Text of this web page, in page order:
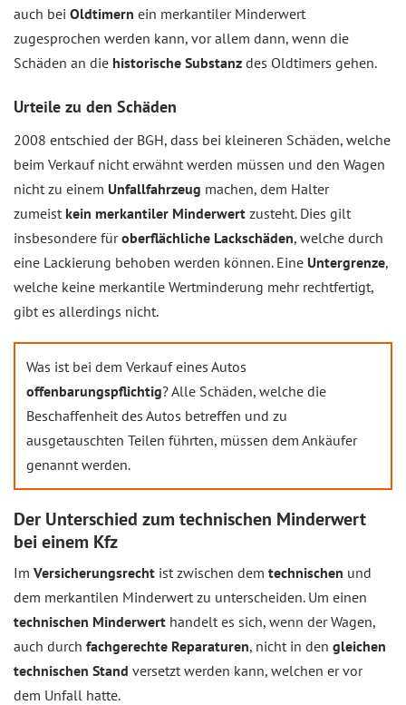
auch bei Oldtimern ein merkantiler Minderwert
zugesprochen werden kann, vor allem dann, wenn die
Schäden an die historische Substanz des Oldtimers gehen.
Urteile zu den Schäden
2008 entschied der BGH, dass bei kleineren Schäden, welche
beim Verkauf nicht erwähnt werden müssen und den Wagen
nicht zu einem Unfallfahrzeug machen, dem Halter
zumeist kein merkantiler Minderwert zusteht. Dies gilt
insbesondere füroberflächliche Lackschäden, welche durch
eine Lackierung behoben werden können. Eine Untergrenze,
welche keine merkantile Wertminderung mehr rechtfertigt,
gibt es allerdings nicht.
Was ist bei dem Verkauf eines Autos
offenbarungspflichtig? Alle Schäden, welche die
Beschaffenheit des Autos betreffen und zu
ausgetauschten Teilen führten, müssen dem Ankäufer
genannt werden.
Der Unterschied zum technischen Minderwert
bei einem Kfz
Im Versicherungsrecht ist zwischen dem technischen und
dem merkantilen Minderwert zu unterscheiden. Um einen
technischen Minderwert handelt es sich, wenn der Wagen,
auch durch fachgerechte Reparaturen, nicht in den gleichen
technischen Stand versetzt werden kann, welchen er vor
dem Unfall hatte.